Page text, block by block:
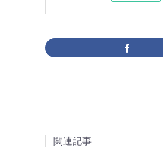
関連記事